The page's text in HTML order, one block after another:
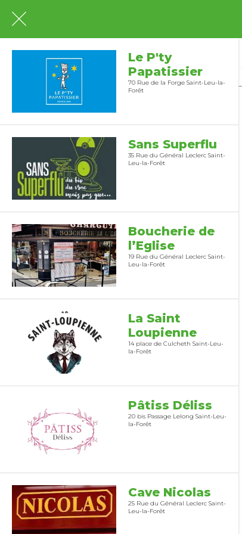
Le P'ty
Papatissier
70 Rue de la Forge Saint-Leu-la-
Forêt
Sans Superflu
35 Rue du Général Leclerc Saint-
Leu-la-Forêt
Boucherie de
l’Eglise
19 Rue du Général Leclerc Saint-
Leu-la-Forêt
La Saint
Loupienne
14 place de Culcheth Saint-Leu-
la-Forêt
Pâtiss Déliss
20 bis Passage Lelong Saint-Leu-
la-Forêt
Cave Nicolas
25 Rue du Général Leclerc Saint-
Leu-la-Forêt